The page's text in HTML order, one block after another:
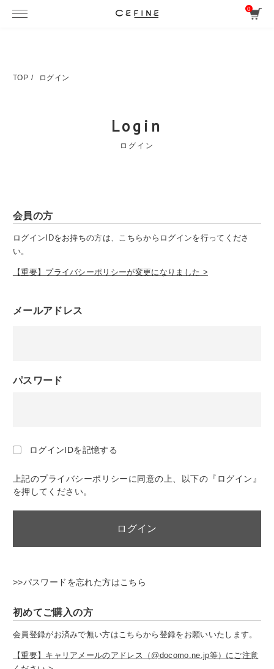
0
TOP ログイン
Login
ログイン
初めてご購入の方
会員登録がお済みで無い方はこちらから登録をお願いいたします。
【重要】キャリアメールのアドレス（@docomo.ne.jp等）にご注意
会員の方
ログインIDをお持ちの方は、こちらからログインを行ってくださ
い。
【重要】プライバシーポリシーが変更になりました >
メールアドレス
パスワード
ログインIDを記憶する
上記のプライバシーポリシーに同意の上、以下の『ログイン』
を押してください。
ログイン
>>パスワードを忘れた方はこちら